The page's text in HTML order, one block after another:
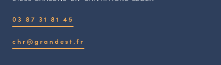
03 87 31 81 45
chr@grandest.fr